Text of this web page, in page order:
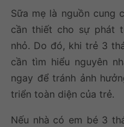
Sữa mẹ là nguồn cung
cần thiết cho sự phát
nhỏ. Do đó, khi trẻ 3
cần tìm hiểu nguyên
ngay để tránh ảnh
triển toàn diện của trẻ.
Nếu nhà có em bé 3